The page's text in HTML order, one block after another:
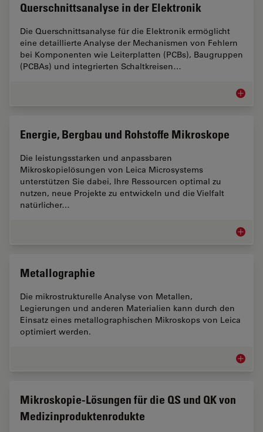
Querschnittsanalyse in der Elektronik
Die Querschnittsanalyse für die Elektronik ermöglicht
eine detaillierte Analyse der Mechanismen von Fehlern
bei Komponenten wie Leiterplatten (PCBs), Baugruppen
(PCBAs) und integrierten Schaltkreisen…
Energie, Bergbau und Rohstoffe Mikroskope
Die leistungsstarken und anpassbaren
Mikroskopielösungen von Leica Microsystems
unterstützen Sie dabei, Ihre Ressourcen optimal zu
nutzen, neue Projekte zu entwickeln und die Vielfalt
natürlicher…
Metallographie
Die mikrostrukturelle Analyse von Metallen,
Legierungen und anderen Materialien kann durch den
Einsatz eines metallographischen Mikroskops von Leica
optimiert werden.
Mikroskopie-Lösungen für die QS und QK von
Medizinproduktenrodukte